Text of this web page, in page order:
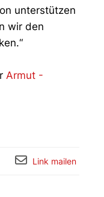
unterstützen
wir den
Armut -
Link mailen